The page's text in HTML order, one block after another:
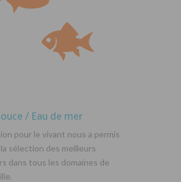
/ Eau de mer
pour le vivant nous a permis
la sélection des meilleurs
dans tous les domaines de